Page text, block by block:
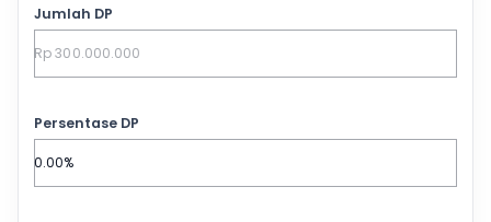
Jumlah DP
Persentase DP